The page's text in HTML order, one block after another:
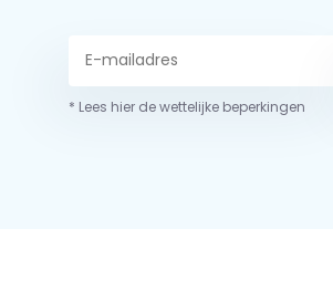
* Lees hier de wettelijke beperkingen